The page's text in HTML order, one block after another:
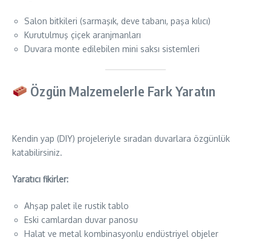
Salon bitkileri (sarmaşık, deve tabanı, paşa kılıcı)
Kurutulmuş çiçek aranjmanları
Duvara monte edilebilen mini saksı sistemleri
Özgün Malzemelerle Fark Yaratın
Kendin yap (DIY) projeleriyle sıradan duvarlara özgünlük
katabilirsiniz.
Yaratıcı fikirler:
Ahşap palet ile rustik tablo
Eski camlardan duvar panosu
Halat ve metal kombinasyonlu endüstriyel objeler